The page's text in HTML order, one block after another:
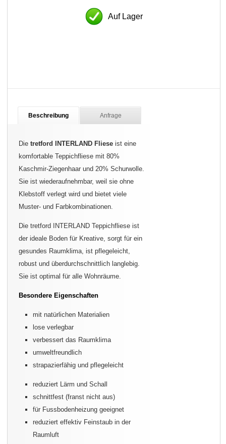
Auf Lager
Beschreibung Anfrage
Die tretford INTERLAND Fliese ist eine
komfortable Teppichfliese mit 80%
Kaschmir-Ziegenhaar und 20% Schurwolle.
Sie ist wiederaufnehmbar, weil sie ohne
Klebstoff verlegt wird und bietet viele
Muster- und Farbkombinationen.
Die tretford INTERLAND Teppichfliese ist
der ideale Boden für Kreative, sorgt für ein
gesundes Raumklima, ist pflegeleicht,
robust und überdurchschnittlich langlebig.
Sie ist optimal für alle Wohnräume.
Besondere Eigenschaften
mit natürlichen Materialien
lose verlegbar
verbessert das Raumklima
umweltfreundlich
strapazierfähig und pflegeleicht
reduziert Lärm und Schall
schnittfest (franst nicht aus)
für Fussbodenheizung geeignet
reduziert effektiv Feinstaub in der
Raumluft